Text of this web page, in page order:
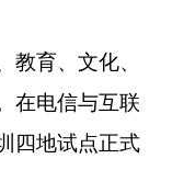
育、文化、
在电信与互联
四地试点正式